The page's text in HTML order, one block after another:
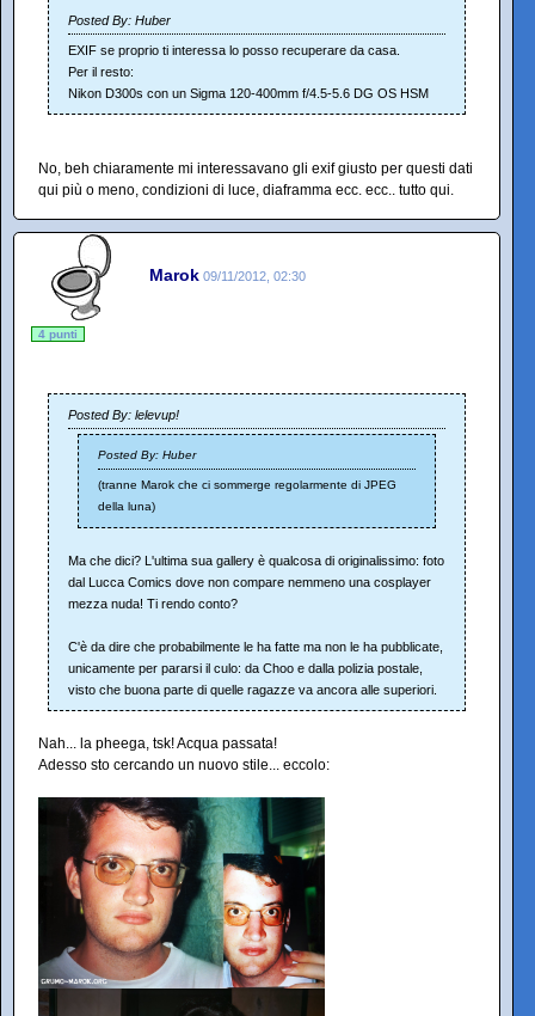
Posted By: Huber
EXIF se proprio ti interessa lo posso recuperare da casa.
Per il resto:
Nikon D300s con un Sigma 120-400mm f/4.5-5.6 DG OS HSM
No, beh chiaramente mi interessavano gli exif giusto per questi dati
qui più o meno, condizioni di luce, diaframma ecc. ecc.. tutto qui.
Marok 09/11/2012, 02:30
4 punti
Posted By: lelevup!
Posted By: Huber
(tranne Marok che ci sommerge regolarmente di JPEG
della luna)
Ma che dici? L'ultima sua gallery è qualcosa di originalissimo: foto
dal Lucca Comics dove non compare nemmeno una cosplayer
mezza nuda! Ti rendo conto?
C'è da dire che probabilmente le ha fatte ma non le ha pubblicate,
unicamente per pararsi il culo: da Choo e dalla polizia postale,
visto che buona parte di quelle ragazze va ancora alle superiori.
Nah... la pheega, tsk! Acqua passata!
Adesso sto cercando un nuovo stile... eccolo: